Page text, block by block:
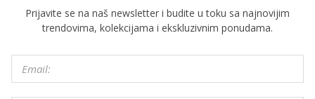
Prijavite se na naš newsletter i budite u toku sa najnovijim
trendovima, kolekcijama i ekskluzivnim ponudama.